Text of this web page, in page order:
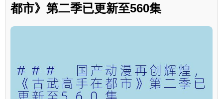
都市》第二季已更新至560集